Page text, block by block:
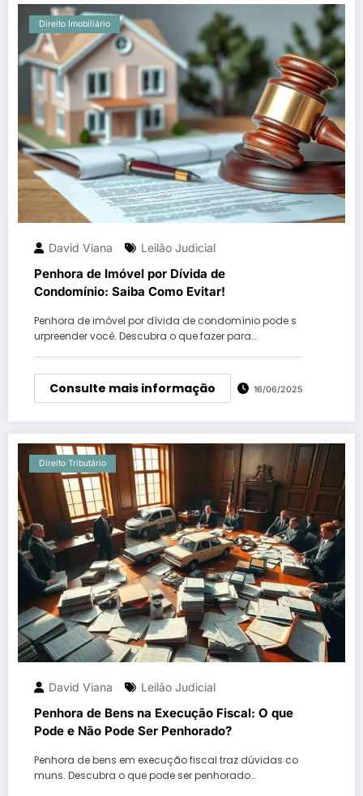
Direito Imobiliário
David Viana Leilão Judicial
Penhora de Imóvel por Dívida de
Condomínio: Saiba Como Evitar!
Penhora de imóvel por dívida de condomínio pode s
urpreender você. Descubra o que fazer para…
Consulte mais informação 16/06/2025
Direito Tributário
David Viana Leilão Judicial
Penhora de Bens na Execução Fiscal: O que
Pode e Não Pode Ser Penhorado?
Penhora de bens em execução fiscal traz dúvidas co
muns. Descubra o que pode ser penhorado…